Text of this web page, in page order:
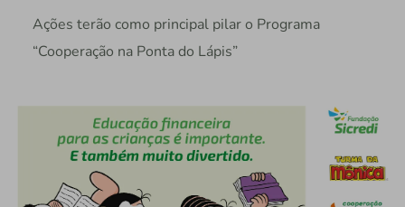
Ações terão como principal pilar o Programa
“Cooperação na Ponta do Lápis”